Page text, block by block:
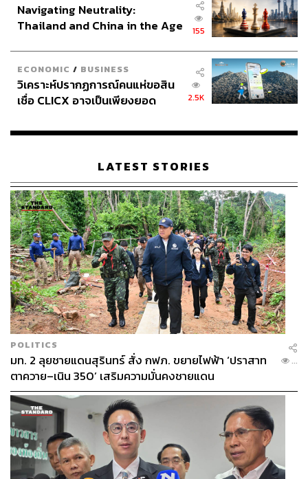
Navigating Neutrality:
Thailand and China in the Age
155
ECONOMIC / BUSINESS
วิเคราะห์ปรากฏการณ์คนแห่ขอสิน
เชื่อ CLICX อาจเป็นเพียงยอด
เรือนไทยที่ถูกซุกไว้
2.5K
LATEST STORIES
POLITICS
มท. 2 ลุยชายแดนสุรินทร์ สั่ง กฟภ. ขยายไฟฟ้า ‘ปราสาท
ตาควาย–เนิน 350’ เสริมความมั่นคงชายแดน
...